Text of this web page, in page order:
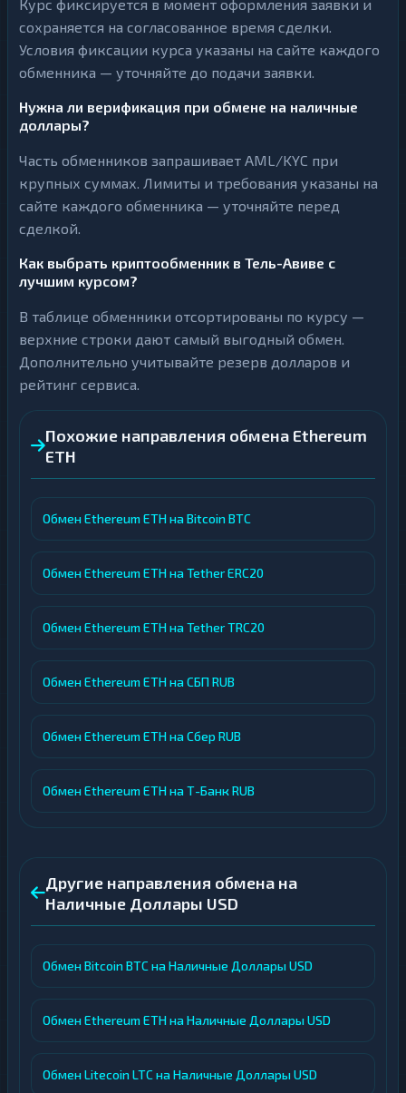
Курс фиксируется в момент оформления заявки и
сохраняется на согласованное время сделки.
Условия фиксации курса указаны на сайте каждого
обменника — уточняйте до подачи заявки.
Нужна ли верификация при обмене на наличные
доллары?
Часть обменников запрашивает AML/KYC при
крупных суммах. Лимиты и требования указаны на
сайте каждого обменника — уточняйте перед
сделкой.
Как выбрать криптообменник в Тель-Авиве с
лучшим курсом?
В таблице обменники отсортированы по курсу —
верхние строки дают самый выгодный обмен.
Дополнительно учитывайте резерв долларов и
рейтинг сервиса.
Похожие направления обмена Ethereum
ETH
Обмен Ethereum ETH на Bitcoin BTC
Обмен Ethereum ETH на Tether ERC20
Обмен Ethereum ETH на Tether TRC20
Обмен Ethereum ETH на СБП RUB
Обмен Ethereum ETH на Сбер RUB
Обмен Ethereum ETH на Т-Банк RUB
Другие направления обмена на
Наличные Доллары USD
Обмен Bitcoin BTC на Наличные Доллары USD
Обмен Ethereum ETH на Наличные Доллары USD
Обмен Litecoin LTC на Наличные Доллары USD